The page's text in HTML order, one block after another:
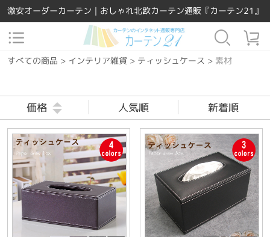
激安オーダーカーテン｜おしゃれ北欧カーテン通販『カーテン21』
すべての商品 > インテリア雑貨> ティッシュケース > 素材
価格 人気順 新着順